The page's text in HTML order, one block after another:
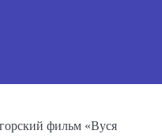
фильм «Вуся